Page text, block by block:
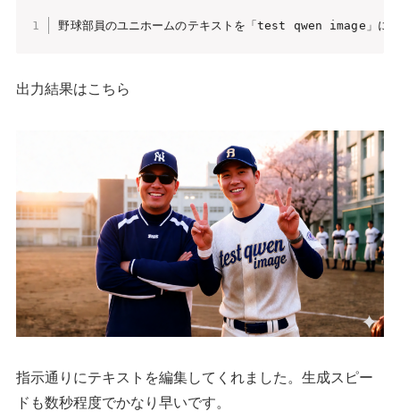
野球部員のユニホームのテキストを「test qwen image」に
出力結果はこちら
指示通りにテキストを編集してくれました。生成スピー
ドも数秒程度でかなり早いです。